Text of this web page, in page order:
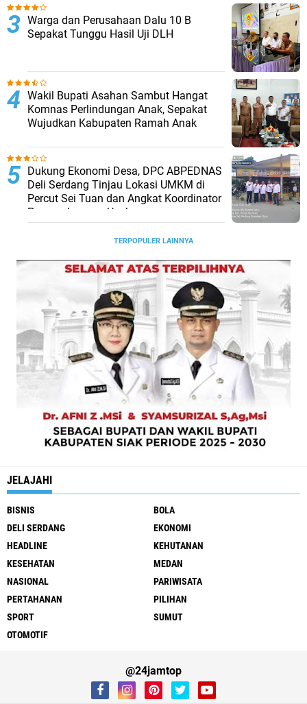
Warga dan Perusahaan Dalu 10 B
Sepakat Tunggu Hasil Uji DLH
Wakil Bupati Asahan Sambut Hangat
Komnas Perlindungan Anak, Sepakat
Wujudkan Kabupaten Ramah Anak
Dukung Ekonomi Desa, DPC ABPEDNAS
Deli Serdang Tinjau Lokasi UMKM di
Percut Sei Tuan dan Angkat Koordinator
Pengembangan Usaha
TERPOPULER LAINNYA
JELAJAHI
BISNIS
BOLA
DELI SERDANG
EKONOMI
HEADLINE
KEHUTANAN
KESEHATAN
MEDAN
NASIONAL
PARIWISATA
PERTAHANAN
PILIHAN
SPORT
SUMUT
OTOMOTIF
@24jamtop